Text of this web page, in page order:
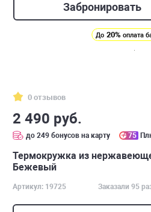
Забронировать
До 20% оплата
0 отзывов
2 490 руб.
до 249 бонусов на карту 75
Термокружка из
Бежевый
Артикул: 19725 Заказали 95